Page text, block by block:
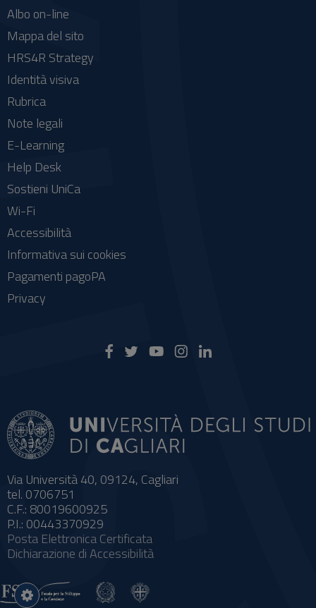
Via Università 40, 09124, Cagliari
tel. 0706751
C.F.: 80019600925
P.I.: 00443370929
Posta Elettronica Certificata
Dichiarazione di Accessibilità
Albo on-line
Mappa del sito
HRS4R Strategy
Identità visiva
Rubrica
Note legali
E-Learning
Help Desk
Sostieni UniCa
Wi-Fi
Accessibilità
Informativa sui cookies
Pagamenti pagoPA
Privacy
Impostazioni
cookie